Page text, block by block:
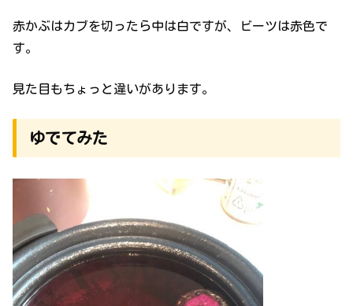
赤かぶはカブを切ったら中は白ですが、ビーツは赤色で
す。
見た目もちょっと違いがあります。
ゆでてみた